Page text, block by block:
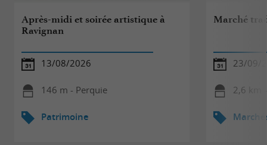
Après-midi et soirée artistique à
Ravignan
13/08/2026
146 m - Perquie
Patrimoine
Marché
23/09/
2,6 km